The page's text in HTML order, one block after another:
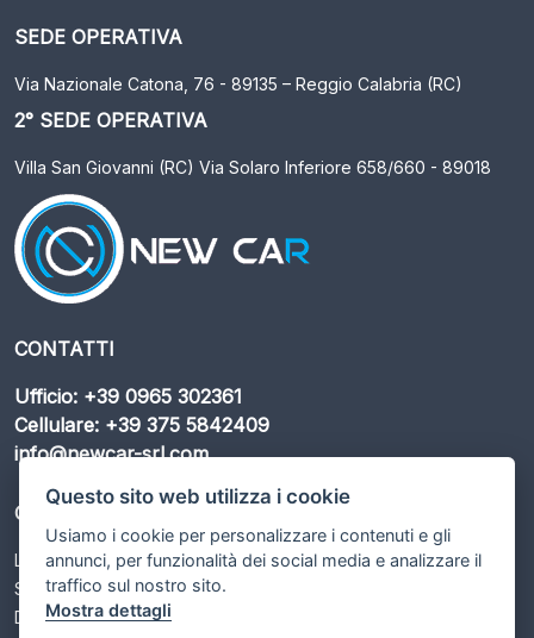
Questo sito web utilizza i cookie
Usiamo i cookie per personalizzare i contenuti e gli
annunci, per funzionalità dei social media e analizzare il
traffico sul nostro sito.
Mostra dettagli
SEDE OPERATIVA
Via Nazionale Catona, 76 - 89135 – Reggio Calabria (RC)
2° SEDE OPERATIVA
Villa San Giovanni (RC) Via Solaro Inferiore 658/660 - 89018
CONTATTI
Ufficio: +39 0965 302361
Cellulare: +39 375 5842409
info@newcar-srl.com
ORARI DI APERTURA
Lunedì – Sabato: 09:00 - 13:00 / 15:30 - 19:30
Sabato: 09:00 - 13:00
Domenica: Chiuso